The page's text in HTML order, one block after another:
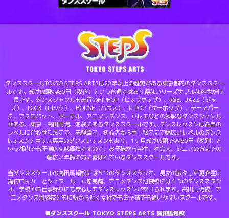
ダンススクールTOKYO STEPS ARTSは20年以上の歴史がある東京都内のダンススクー
ルです。受け放題9980円（税込）という普通ではあり得ないリーズナブルな料金が特
長です。ダンスジャンルも流行のHIPHOP（ヒップホップ）、R&B、JAZZ（ジャ
ズ）、LOCK（ロック）、HOUSE（ハウス）、K-POP（ケーポップ）、テーマパー
ク、アクロバット、ボーカル、アニソンダンス、バレエなどの多彩なダンスジャンル
がある、東京・高田馬場、池袋にあるダンススクールです。ダンスレッスンは各自の
レベルに合わせた設定で、未経験者、初心者から中上級者まで幅広いレベルのダンス
レッスンとキッズ専用のダンスレッスンもあり、1ヶ月受け放題で9980円（税別）と
いう都内でも圧倒的な低価格ですので、お子様から学生、社会人、シニアの方までの
幅広い年齢の方に喜ばれているダンススクールです。
当ダンススクールの高田馬場校には５つのダンススタジオ、男女の広々した更衣室に
鍵付ロッカーとシャワールームを完備、アニメダンス池袋校には１つのダンススタジ
オ、学校やお仕事帰りにも安心してダンスレッスンが受けられます。高田馬場校、ア
ニメダンス池袋校ともに駅から近く女性でもお子様でも通いやすいスクールです。
■ダンススクール TOKYO STEPS ARTS 高田馬場校